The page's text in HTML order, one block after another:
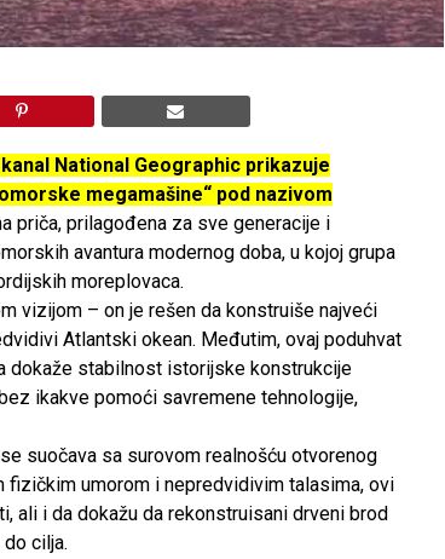
National Geographic prikazuje
megamašine“ pod nazivom
priča, prilagođena za sve generacije i
avantura modernog doba, u kojoj grupa
moreplovaca.
vizijom – on je rešen da konstruiše najveći
Atlantski okean. Međutim, ovaj poduhvat
dokaže stabilnost istorijske konstrukcije
ikakve pomoći savremene tehnologije,
suočava sa surovom realnošću otvorenog
fizičkim umorom i nepredvidivim talasima, ovi
ali i da dokažu da rekonstruisani drveni brod
cilja.